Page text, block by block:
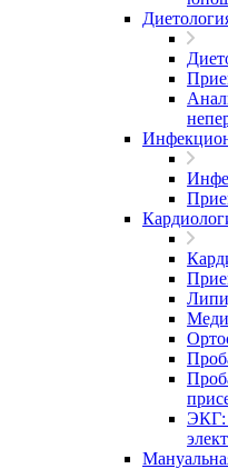
ЭКГ: